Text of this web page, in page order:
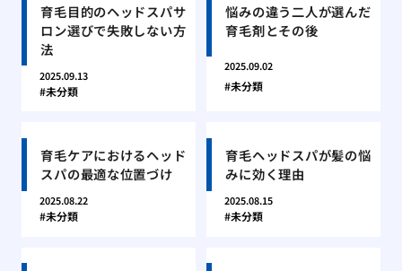
育毛目的のヘッドスパサ
ロン選びで失敗しない方
法
2025.09.13
未分類
悩みの違う二人が選んだ
育毛剤とその後
2025.09.02
未分類
育毛ケアにおけるヘッド
スパの最適な位置づけ
2025.08.22
未分類
育毛ヘッドスパが髪の悩
みに効く理由
2025.08.15
未分類